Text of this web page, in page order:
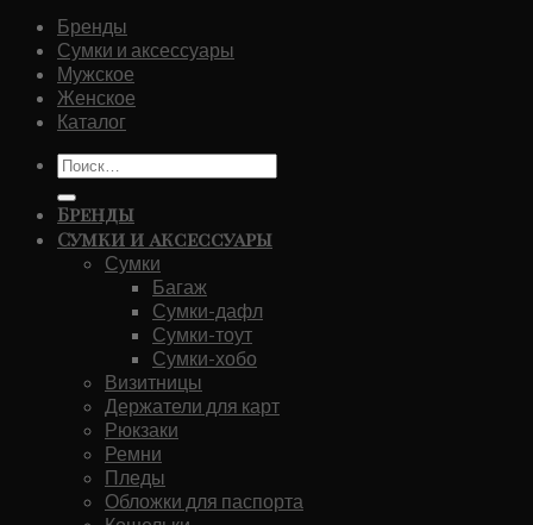
₽166,650.00.
Бренды
Сумки и аксессуары
Мужское
Женское
Каталог
Искать:
Бренды
Сумки и аксессуары
Сумки
Багаж
Сумки-дафл
Сумки-тоут
Сумки-хобо
Визитницы
Держатели для карт
Рюкзаки
Ремни
Пледы
Обложки для паспорта